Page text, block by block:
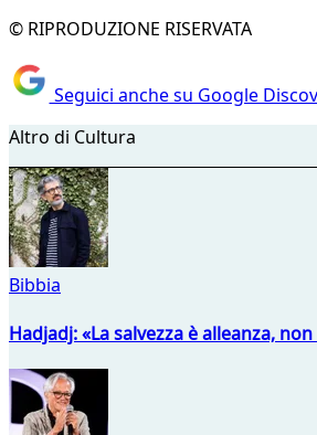
© RIPRODUZIONE RISERVATA
Seguici anche su Google
Altro di Cultura
Bibbia
Hadjadj: «La salvezza è alleanza,